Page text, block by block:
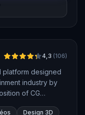
4,3 (106)
platform designed
industry by
of CG
Design 3D